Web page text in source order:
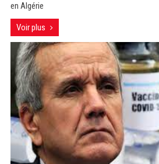
en Algérie
Voir plus